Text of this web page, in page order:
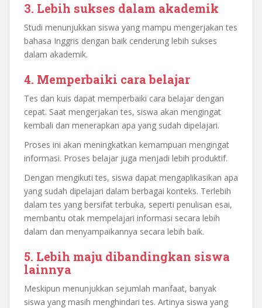
3. Lebih sukses dalam akademik
Studi menunjukkan siswa yang mampu mengerjakan tes
bahasa Inggris dengan baik cenderung lebih sukses
dalam akademik.
4. Memperbaiki cara belajar
Tes dan kuis dapat memperbaiki cara belajar dengan
cepat. Saat mengerjakan tes, siswa akan mengingat
kembali dan menerapkan apa yang sudah dipelajari.
Proses ini akan meningkatkan kemampuan mengingat
informasi. Proses belajar juga menjadi lebih produktif.
Dengan mengikuti tes, siswa dapat mengaplikasikan apa
yang sudah dipelajari dalam berbagai konteks. Terlebih
dalam tes yang bersifat terbuka, seperti penulisan esai,
membantu otak mempelajari informasi secara lebih
dalam dan menyampaikannya secara lebih baik.
5. Lebih maju dibandingkan siswa
lainnya
Meskipun menunjukkan sejumlah manfaat, banyak
siswa yang masih menghindari tes. Artinya siswa yang